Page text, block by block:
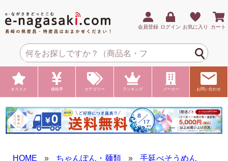
会員登録 ログイン お気に入り カート
オススメ 価格帯 カテゴリー ランキング メーカー お問い合わせ
HOME » ちゃんぽん・麺類 » 手延べそうめん